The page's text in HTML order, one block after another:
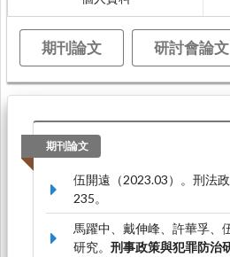
期刊論文 研討會論文
期刊論文
伍開遠（2023.03）。刑法
235。
馬躍中、戴伸峰、許華孚、
研究。 刑事政策與犯罪防治